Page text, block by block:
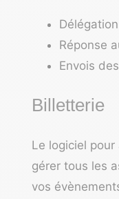
Réponse
Envois
Billetterie
Le logiciel
gérer tous les
vos